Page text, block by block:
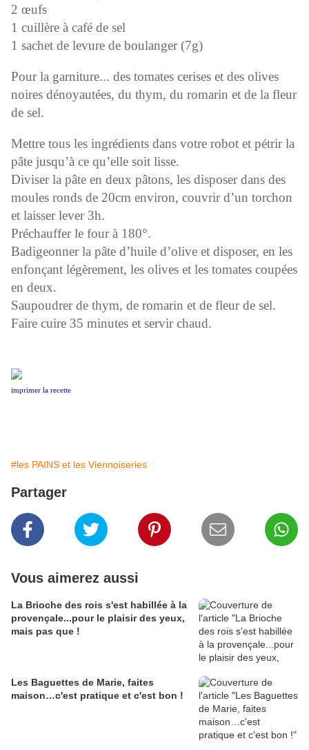
2 œufs
1 cuillère à café de sel
1 sachet de levure de boulanger (7g)
Pour la garniture... des tomates cerises et des olives
noires dénoyautées, du thym, du romarin et de la fleur
de sel.
Mettre tous les ingrédients dans votre robot et pétrir la
pâte jusqu’à ce qu’elle soit lisse.
Diviser la pâte en deux pâtons, les disposer dans des
moules ronds de 20cm environ, couvrir d’un torchon
et laisser lever 3h.
Préchauffer le four à 180°.
Badigeonner la pâte d’huile d’olive et disposer, en les
enfonçant légèrement, les olives et les tomates coupées
en deux.
Saupoudrer de thym, de romarin et de fleur de sel.
Faire cuire 35 minutes et servir chaud.
imprimer la recette
#les PAINS et les Viennoiseries
Partager
Vous aimerez aussi
La Brioche des rois s'est habillée à la
provençale...pour le plaisir des yeux,
mais pas que !
Les Baguettes de Marie, faites
maison…c'est pratique et c'est bon !